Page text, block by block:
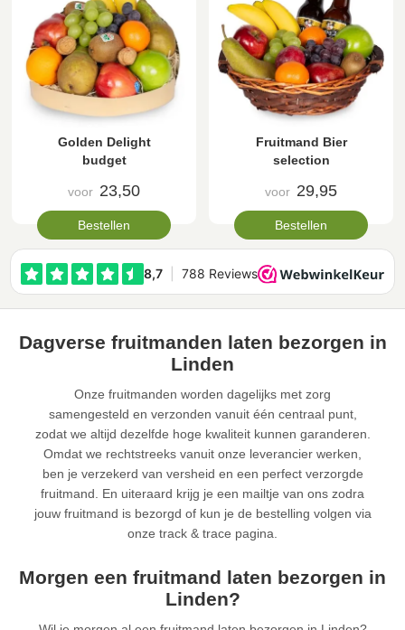
Golden Delight
budget
voor 23,50
Bestellen
Fruitmand Bier
selection
voor 29,95
Bestellen
Dagverse fruitmanden laten bezorgen in
Linden
Onze fruitmanden worden dagelijks met zorg
samengesteld en verzonden vanuit één centraal punt,
zodat we altijd dezelfde hoge kwaliteit kunnen garanderen.
Omdat we rechtstreeks vanuit onze leverancier werken,
ben je verzekerd van versheid en een perfect verzorgde
fruitmand. En uiteraard krijg je een mailtje van ons zodra
jouw fruitmand is bezorgd of kun je de bestelling volgen via
onze track & trace pagina.
Morgen een fruitmand laten bezorgen in
Linden?